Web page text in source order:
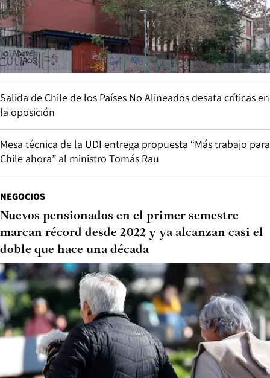
Salida de Chile de los Países No Alineados desata críticas en
la oposición
Mesa técnica de la UDI entrega propuesta “Más trabajo para
Chile ahora” al ministro Tomás Rau
NEGOCIOS
Nuevos pensionados en el primer semestre
marcan récord desde 2022 y ya alcanzan casi el
doble que hace una década